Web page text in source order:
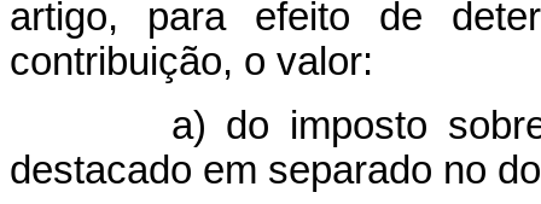
artigo, para efeito de
contribuição, o valor:
a) do imposto sobre
destacado em separado no